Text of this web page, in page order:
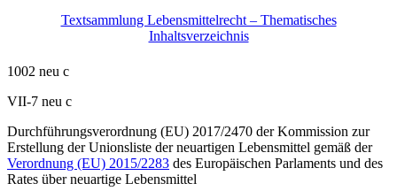
Textsammlung Lebensmittelrecht – Thematisches
Inhaltsverzeichnis
1002 neu c
VII-7 neu c
Durchführungs­verordnung (EU) 2017/2470 der Kommission zur
Erstellung der Unionsliste der neuartigen Lebensmittel gemäß der
Verordnung (EU) 2015/2283 des Europäischen Parlaments und des
Rates über neuartige Lebensmittel